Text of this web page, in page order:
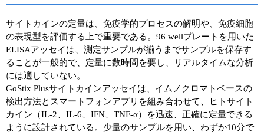
サイトカインの定量は、免疫学的プロセスの解明や、免疫細胞
の表現型を評価する上で重要である。96 wellプレートを用いた
ELISAアッセイは、測定サンプルが揃うまでサンプルを保存す
ることが一般的で、定量に数時間を要し、リアルタイムな分析
には適していない。
GoStix Plusサイトカインアッセイは、イムノクロマトベースの
検出方法とスマートフォンアプリを組み合わせて、ヒトサイト
カイン（IL-2、IL-6、IFN、TNF-α）を迅速、正確に定量できる
ように設計されている。少量のサンプルを用い、わずか10分で